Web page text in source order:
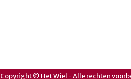
Copyright © Het Wiel - Alle rechten